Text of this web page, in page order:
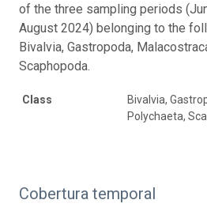
of the three sampling periods
August 2024) belonging to the
Bivalvia, Gastropoda,
Scaphopoda.
Class
Bivalvia,
Polychaeta,
Cobertura temporal